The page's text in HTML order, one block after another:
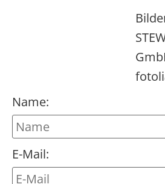
Name:
E-Mail: